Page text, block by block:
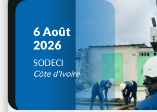
6 Août
2026
SODECI
Côte d'Ivoire